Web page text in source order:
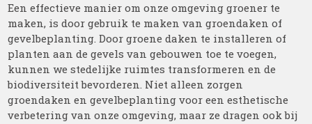
Een effectieve manier om onze omgeving groener te
maken, is door gebruik te maken van groendaken of
gevelbeplanting. Door groene daken te installeren of
planten aan de gevels van gebouwen toe te voegen,
kunnen we stedelijke ruimtes transformeren en de
biodiversiteit bevorderen. Niet alleen zorgen
groendaken en gevelbeplanting voor een esthetische
verbetering van onze omgeving, maar ze dragen ook bij